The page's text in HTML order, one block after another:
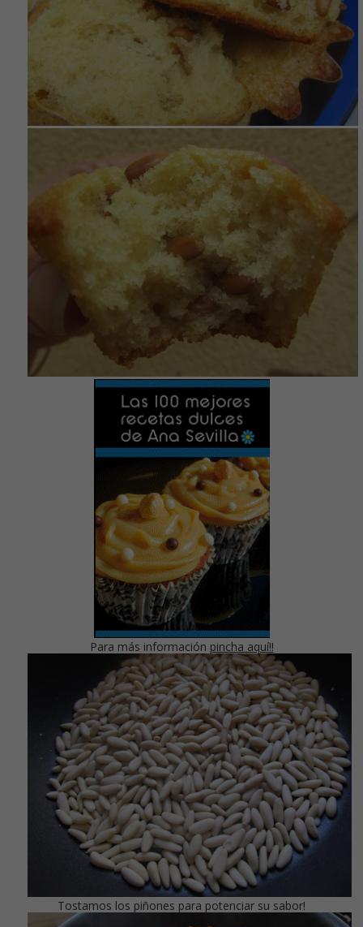
Para más información pincha aquí!!
Tostamos los piñones para potenciar su sabor!